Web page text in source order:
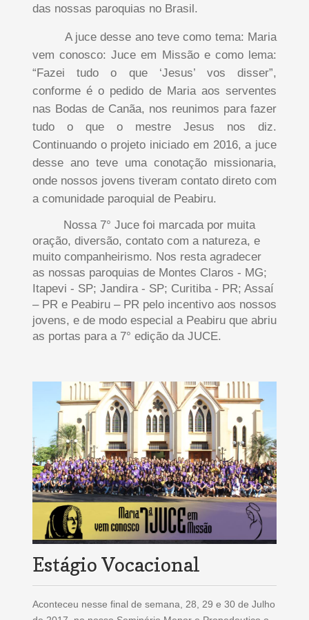
das nossas paroquias no Brasil.
A juce desse ano teve como tema: Maria
vem conosco: Juce em Missão e como lema:
“Fazei tudo o que ‘Jesus’ vos disser”,
conforme é o pedido de Maria aos serventes
nas Bodas de Canãa, nos reunimos para fazer
tudo o que o mestre Jesus nos diz.
Continuando o projeto iniciado em 2016, a juce
desse ano teve uma conotação missionaria,
onde nossos jovens tiveram contato direto com
a comunidade paroquial de Peabiru.
Nossa 7° Juce foi marcada por muita
oração, diversão, contato com a natureza, e
muito companheirismo. Nos resta agradecer
as nossas paroquias de Montes Claros - MG;
Itapevi - SP; Jandira - SP; Curitiba - PR; Assaí
– PR e Peabiru – PR pelo incentivo aos nossos
jovens, e de modo especial a Peabiru que abriu
as portas para a 7° edição da JUCE.
Estágio Vocacional
Aconteceu nesse final de semana, 28, 29 e 30 de Julho